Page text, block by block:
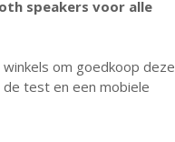
speakers voor alle
om goedkoop deze
test en een mobiele